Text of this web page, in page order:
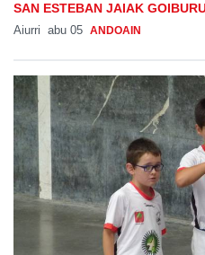
SAN ESTEBAN JAIAK
Aiurri abu 05 ANDOAIN